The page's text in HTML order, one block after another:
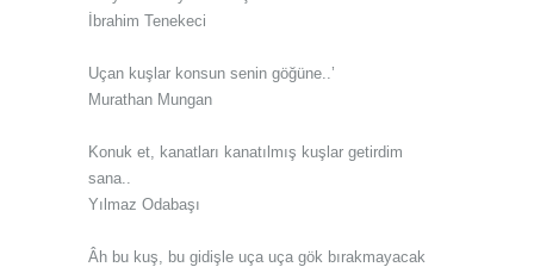
İbrahim Tenekeci
Uçan kuşlar konsun senin göğüne..’
Murathan Mungan
Konuk et, kanatları kanatılmış kuşlar getirdim
sana..
Yılmaz Odabaşı
Âh bu kuş, bu gidişle uça uça gök bırakmayacak